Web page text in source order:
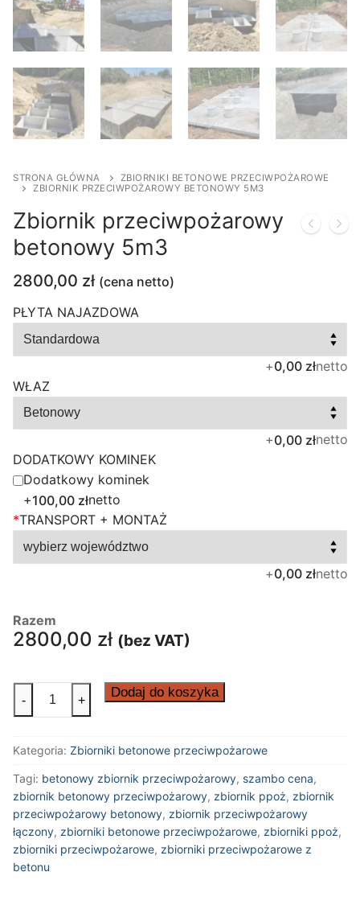
STRONA GŁÓWNA
ZBIORNIKI BETONOWE PRZECIWPOŻAROWE
ZBIORNIK PRZECIWPOŻAROWY BETONOWY 5M3
Zbiornik przeciwpożarowy
betonowy 5m3
2800,00 zł (cena netto)
PŁYTA NAJAZDOWA
+0,00 złnetto
WŁAZ
+0,00 złnetto
DODATKOWY KOMINEK
Dodatkowy kominek
+100,00 złnetto
*TRANSPORT + MONTAŻ
+0,00 złnetto
Razem
2800,00 zł (bez VAT)
Zbiornik
betonowy
5m3
- + Dodaj do koszyka
Kategoria: Zbiorniki betonowe przeciwpożarowe
Tagi: betonowy zbiornik przeciwpożarowy, szambo cena,
zbiornik betonowy przeciwpożarowy, zbiornik ppoż, zbiornik
przeciwpożarowy betonowy, zbiornik przeciwpożarowy
łączony, zbiorniki betonowe przeciwpożarowe, zbiorniki ppoż,
zbiorniki przeciwpożarowe, zbiorniki przeciwpożarowe z
betonu